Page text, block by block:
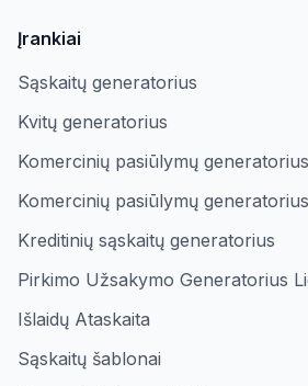
Įrankiai
Sąskaitų generatorius
Kvitų generatorius
Komercinių pasiūlymų generatorius
Komercinių pasiūlymų generatorius
Kreditinių sąskaitų generatorius
Pirkimo Užsakymo Generatorius
Išlaidų Ataskaita
Sąskaitų šablonai